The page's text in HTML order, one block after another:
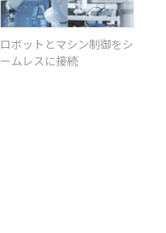
ロボットとマシン制御をシ
ームレスに接続